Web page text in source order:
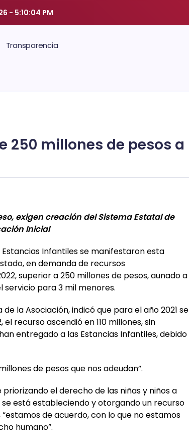
- 5:10:05 PM
Transparencia
250 millones de pesos a
exigen creación del Sistema Estatal de
Inicial
Infantiles se manifestaron esta
en demanda de recursos
superior a 250 millones de pesos, aunado a
servicio para 3 mil menores.
la Asociación, indicó que para el año 2021 se
recurso ascendió en 110 millones, sin
entregado a las Estancias Infantiles, debido
de pesos que nos adeudan”.
el derecho de las niñas y niños a
está estableciendo y otorgando un recurso
de acuerdo, con lo que no estamos
humano”.